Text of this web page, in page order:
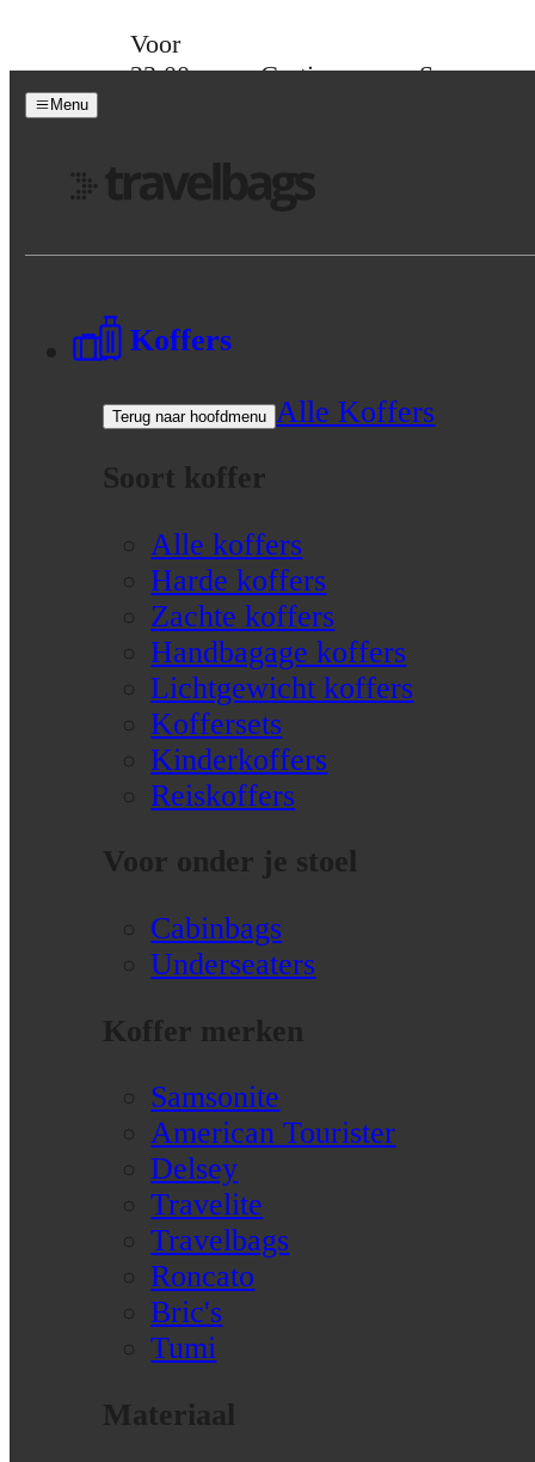
Voor
23:00
Gratis
Spaar
Menu
Koffers
Terug naar hoofdmenu
Alle Koffers
Soort koffer
Alle koffers
Harde koffers
Zachte koffers
Handbagage koffers
Lichtgewicht koffers
Koffersets
Kinderkoffers
Reiskoffers
Voor onder je stoel
Cabinbags
Underseaters
Koffer merken
Samsonite
American Tourister
Delsey
Travelite
Travelbags
Roncato
Bric's
Tumi
Materiaal